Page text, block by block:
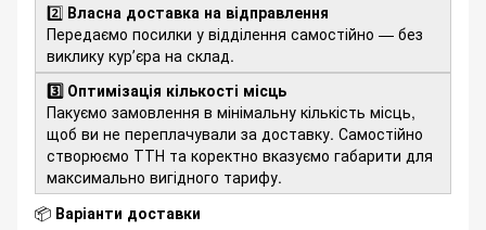
2️⃣ Власна доставка на відправлення
Передаємо посилки у відділення самостійно — без
виклику курʼєра на склад.
3️⃣ Оптимізація кількості місць
Пакуємо замовлення в мінімальну кількість місць,
щоб ви не переплачували за доставку. Самостійно
створюємо ТТН та коректно вказуємо габарити для
максимально вигідного тарифу.
📦 Варіанти доставки